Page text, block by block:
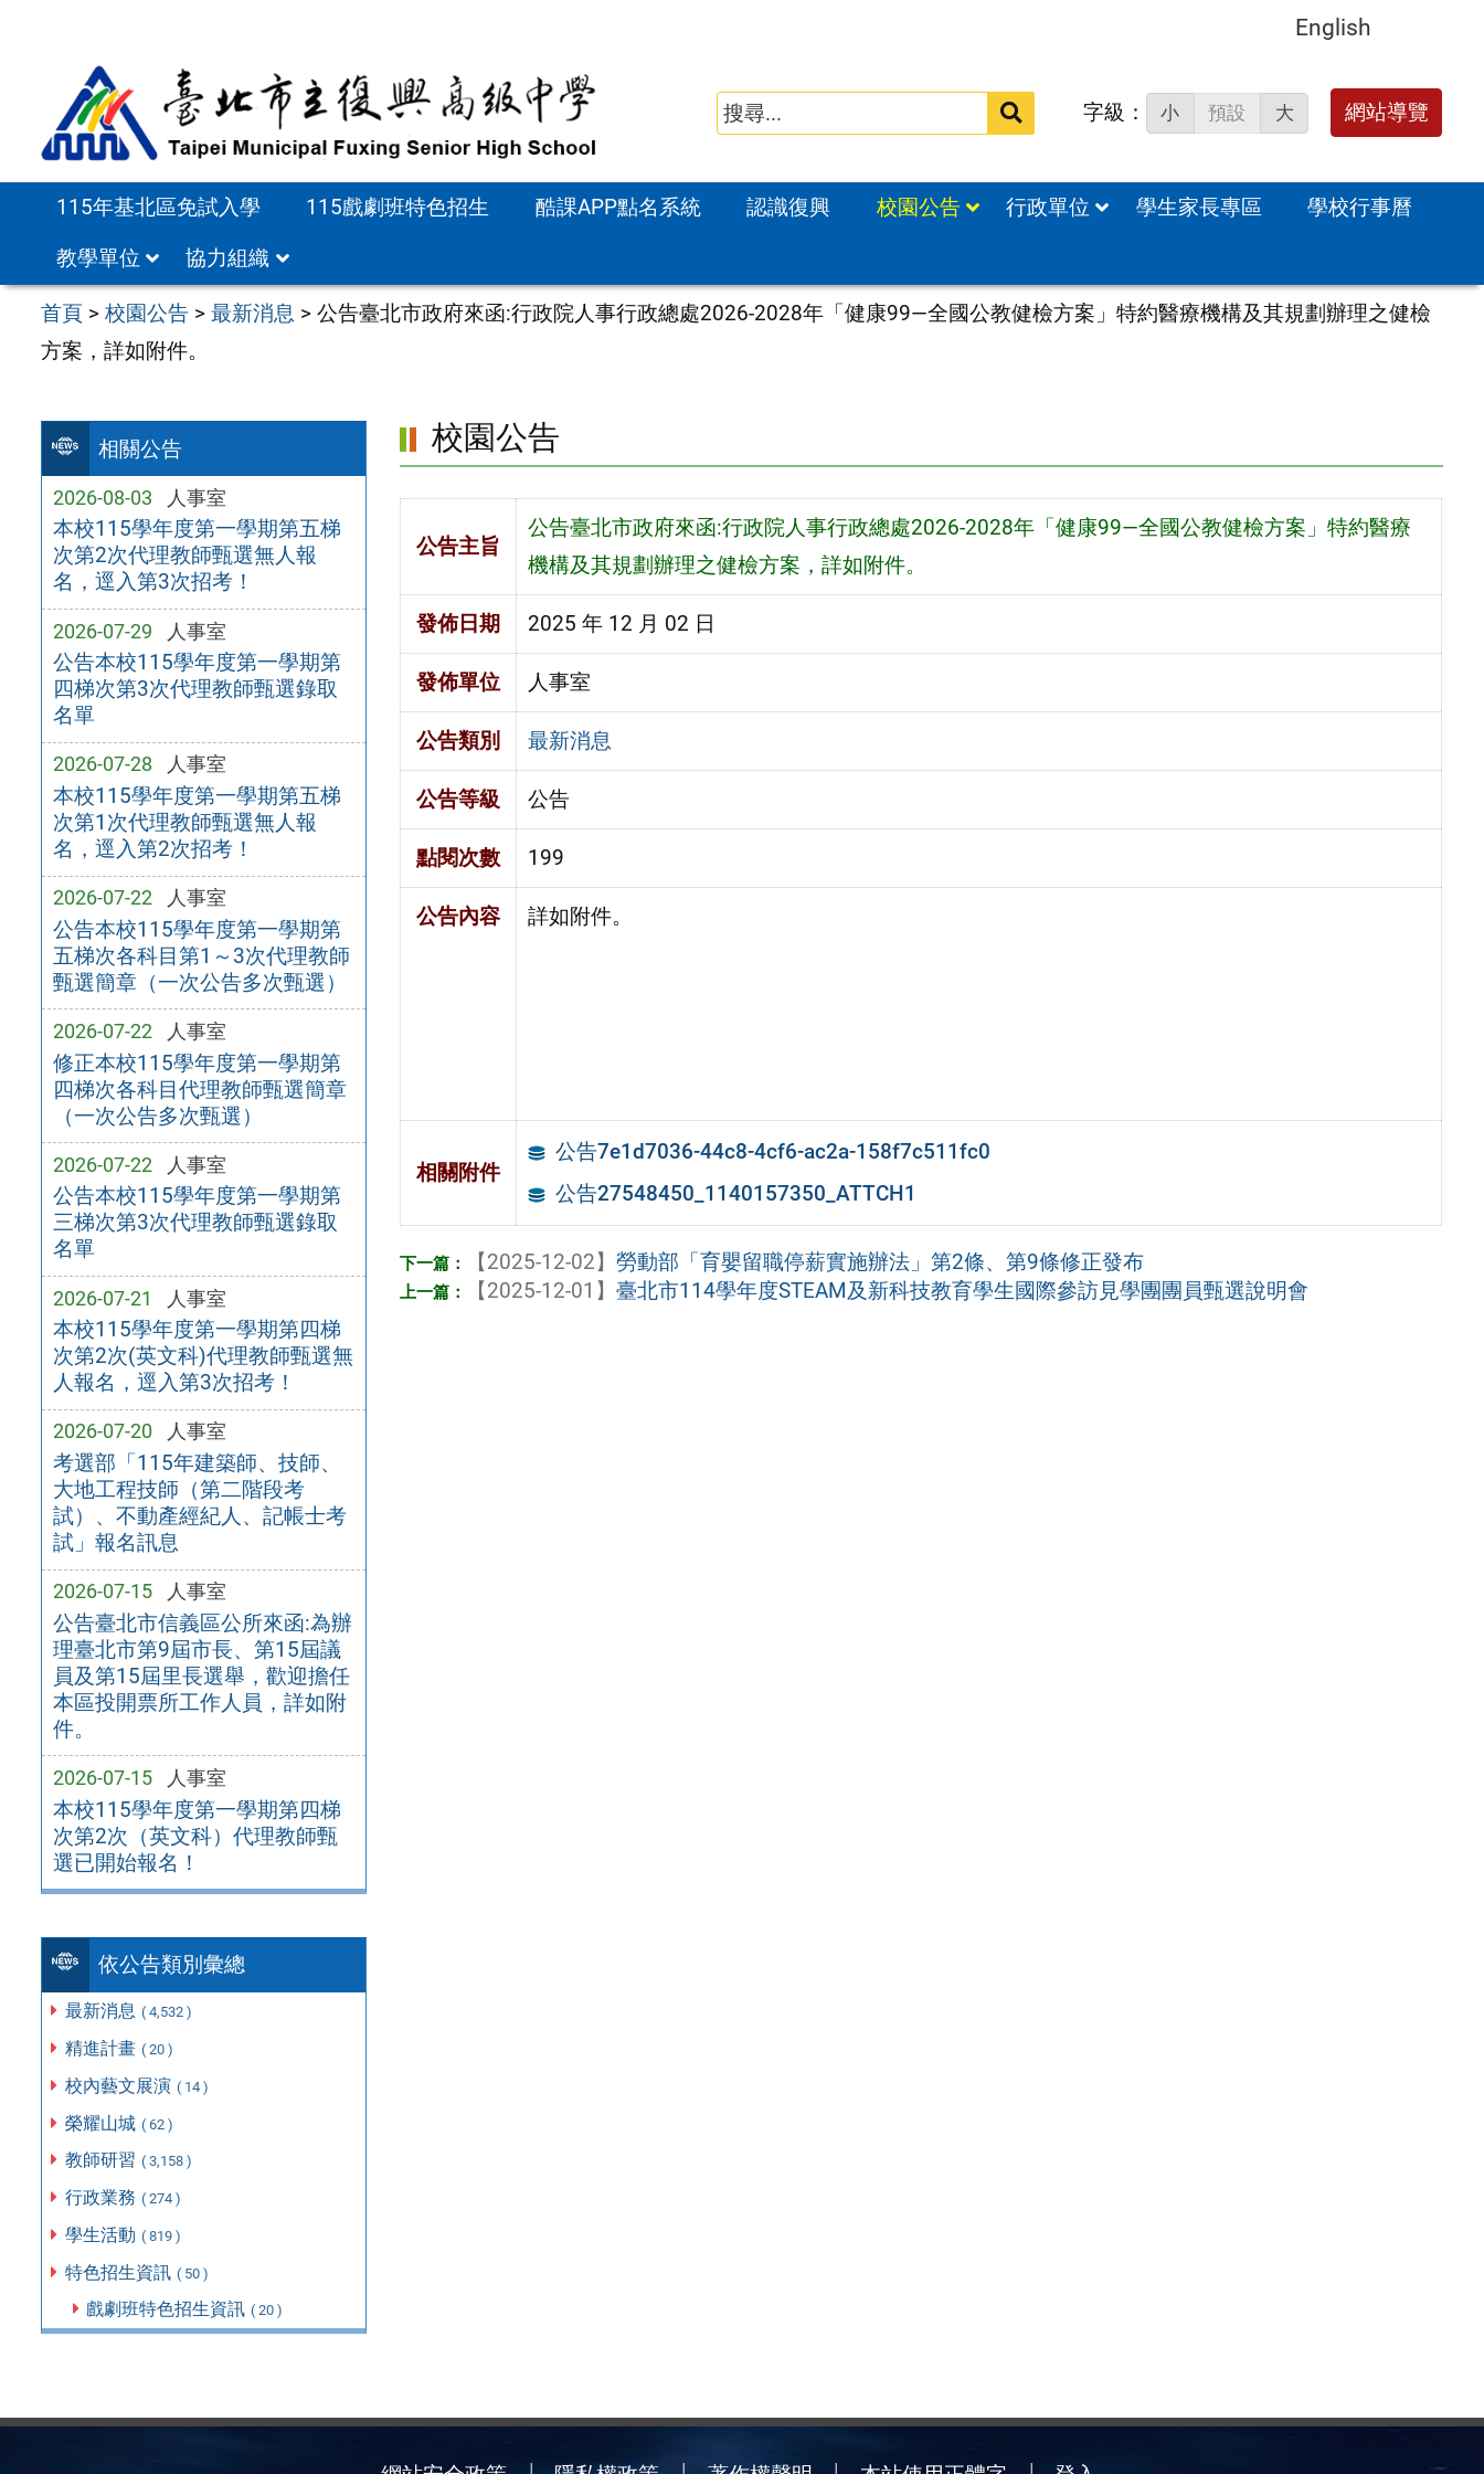
English
搜
字級： 小 預設 大 網站導覽
115年基北區免試入學 115戲劇班特色招生 酷課APP點名系統 認識復興 校園公告 行政單位 學生家長專區
學校行事曆
教學單位
協力組織
首頁 >校園公告 >最新消息 >公告臺北市政府來函:行政院人事行政總處2026-2028年「健康99—全國公教健檢方案」特約醫療機構及其規劃辦理之健檢
方案，詳如附件。
相關公告
2026-08-03 人事室
本校115學年度第一學期第五梯
次第2次代理教師甄選無人報
名，逕入第3次招考！
2026-07-29 人事室
公告本校115學年度第一學期第
四梯次第3次代理教師甄選錄取
名單
2026-07-28 人事室
本校115學年度第一學期第五梯
次第1次代理教師甄選無人報
名，逕入第2次招考！
2026-07-22 人事室
公告本校115學年度第一學期第
五梯次各科目第1～3次代理教師
甄選簡章（一次公告多次甄選）
2026-07-22 人事室
修正本校115學年度第一學期第
四梯次各科目代理教師甄選簡章
（一次公告多次甄選）
2026-07-22 人事室
公告本校115學年度第一學期第
三梯次第3次代理教師甄選錄取
名單
2026-07-21 人事室
本校115學年度第一學期第四梯
次第2次(英文科)代理教師甄選無
人報名，逕入第3次招考！
2026-07-20 人事室
考選部「115年建築師、技師、
大地工程技師（第二階段考
試）、不動產經紀人、記帳士考
試」報名訊息
2026-07-15 人事室
公告臺北市信義區公所來函:為辦
理臺北市第9屆市長、第15屆議
員及第15屆里長選舉，歡迎擔任
本區投開票所工作人員，詳如附
件。
2026-07-15 人事室
本校115學年度第一學期第四梯
次第2次（英文科）代理教師甄
選已開始報名！
依公告類別彙總
最新消息 ( 4,532 )
精進計畫 ( 20 )
校內藝文展演 ( 14 )
榮耀山城 ( 62 )
教師研習 ( 3,158 )
行政業務 ( 274 )
學生活動 ( 819 )
特色招生資訊 ( 50 )
戲劇班特色招生資訊 ( 20 )
校園公告
公告主旨
公告臺北市政府來函:行政院人事行政總處2026-2028年「健康99—全國公教健檢方案」特約醫療
機構及其規劃辦理之健檢方案，詳如附件。
發佈日期 2025 年 12 月 02 日
發佈單位 人事室
公告類別 最新消息
公告等級 公告
點閱次數 199
公告內容 詳如附件。
相關附件
公告7e1d7036-44c8-4cf6-ac2a-158f7c511fc0
公告27548450_1140157350_ATTCH1
【2025-12-02】勞動部「育嬰留職停薪實施辦法」第2條、第9條修正發布
【2025-12-01】臺北市114學年度STEAM及新科技教育學生國際參訪見學團團員甄選說明會